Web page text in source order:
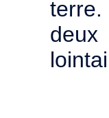
terre.
deux